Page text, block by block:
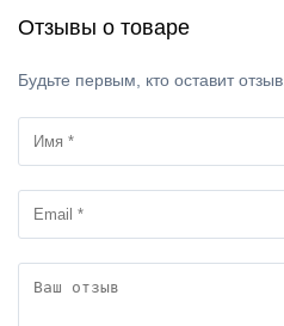
Отзывы о товаре
Будьте первым, кто оставит отзыв.